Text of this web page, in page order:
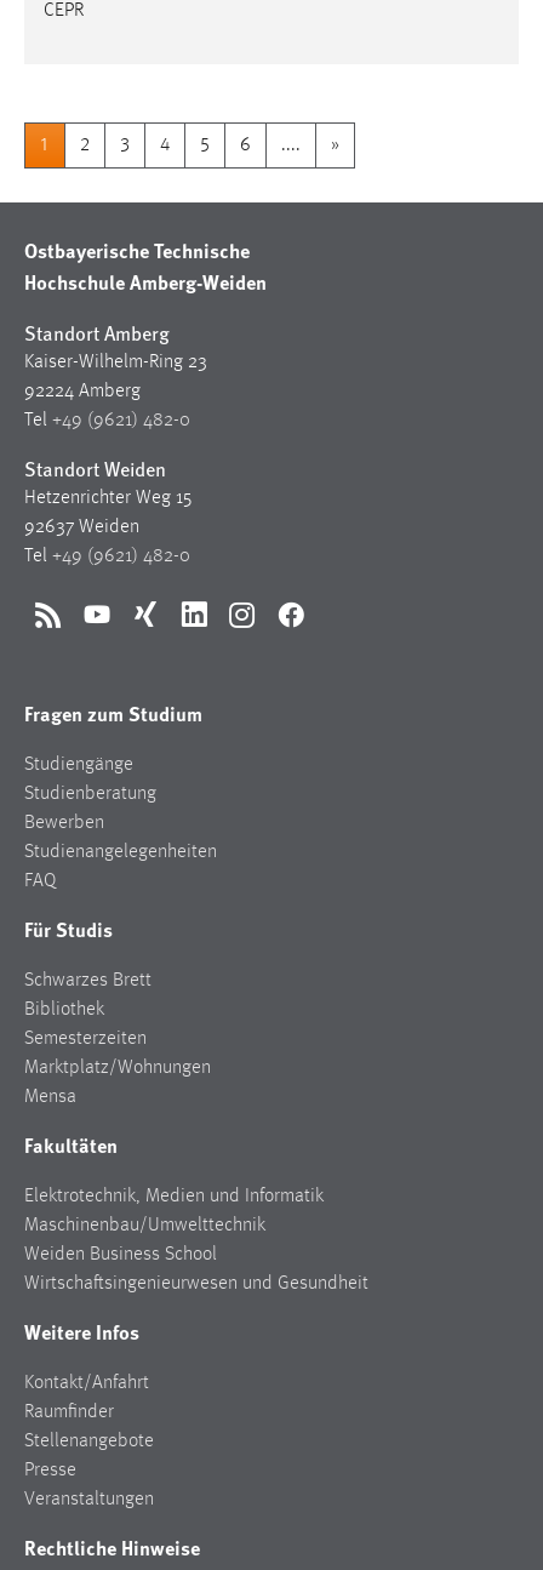
CEPR
1 2 3 4 5 6 .... »
Ostbayerische Technische
Hochschule Amberg-Weiden
Standort Amberg
Kaiser-Wilhelm-Ring 23
92224 Amberg
Tel +49 (9621) 482-0
Standort Weiden
Hetzenrichter Weg 15
92637 Weiden
Tel +49 (9621) 482-0
RSS YouTubeXing LinkedInInstagramFacebook
Fragen zum Studium
Studiengänge
Studienberatung
Bewerben
Studienangelegenheiten
FAQ
Für Studis
Schwarzes Brett
Bibliothek
Semesterzeiten
Marktplatz/Wohnungen
Mensa
Fakultäten
Elektrotechnik, Medien und Informatik
Maschinenbau/Umwelttechnik
Weiden Business School
Wirtschaftsingenieurwesen und Gesundheit
Weitere Infos
Kontakt/Anfahrt
Raumfinder
Stellenangebote
Presse
Veranstaltungen
Rechtliche Hinweise